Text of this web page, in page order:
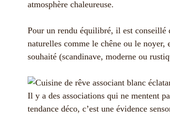
atmosphère chaleureuse.
Pour un rendu équilibré, il est conseillé
naturelles comme le chêne ou le
souhaité (scandinave, moderne ou
Il y a des associations qui ne mentent
tendance déco, c’est une évidence